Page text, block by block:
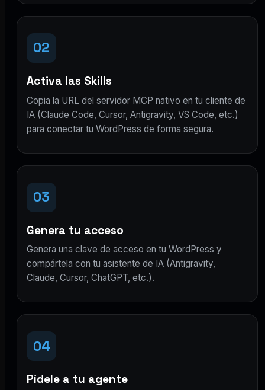
02
Activa las Skills
Copia la URL del servidor MCP nativo en tu cliente de
IA (Claude Code, Cursor, Antigravity, VS Code, etc.)
para conectar tu WordPress de forma segura.
03
Genera tu acceso
Genera una clave de acceso en tu WordPress y
compártela con tu asistente de IA (Antigravity,
Claude, Cursor, ChatGPT, etc.).
04
Pídele a tu agente